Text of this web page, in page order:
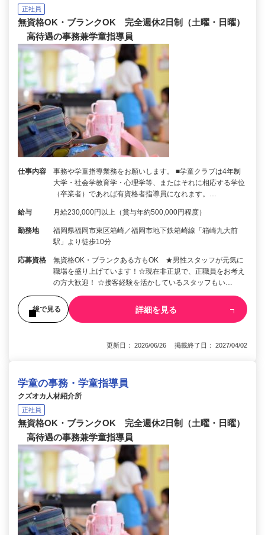
正社員
無資格OK・ブランクOK 完全週休2日制（土曜・日曜）
高待遇の事務兼学童指導員
仕事内容
事務や学童指導業務をお願いします。 ■学童クラブは4年制
大学・社会学教育学・心理学等、またはそれに相応する学位
（卒業者）であれば有資格者指導員になれます。…
給与 月給230,000円以上（賞与年約500,000円程度）
勤務地
福岡県福岡市東区箱崎／福岡市地下鉄箱崎線「箱崎九大前
駅」より徒歩10分
応募資格
無資格OK・ブランクある方もOK ★男性スタッフが元気に
職場を盛り上げています！☆現在非正規で、正職員をお考え
の方大歓迎！ ☆接客経験を活かしているスタッフもい…
後で見る 詳細を見る
更新日： 2026/06/26 掲載終了日： 2027/04/02
学童の事務・学童指導員
クズオカ人材紹介所
正社員
無資格OK・ブランクOK 完全週休2日制（土曜・日曜）
高待遇の事務兼学童指導員